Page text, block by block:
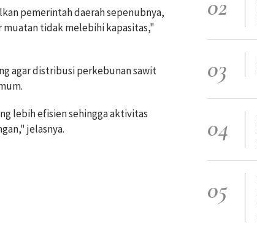
pemerintah daerah sepenubnya,
muatan tidak melebihi kapasitas,"
agar distribusi perkebunan sawit
lebih efisien sehingga aktivitas
jelasnya.
02
03
04
05